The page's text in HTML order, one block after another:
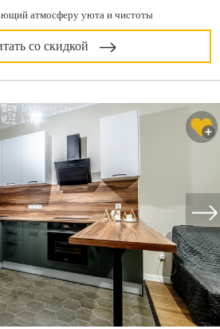
атмосферу уюта и чистоты
со скидкой